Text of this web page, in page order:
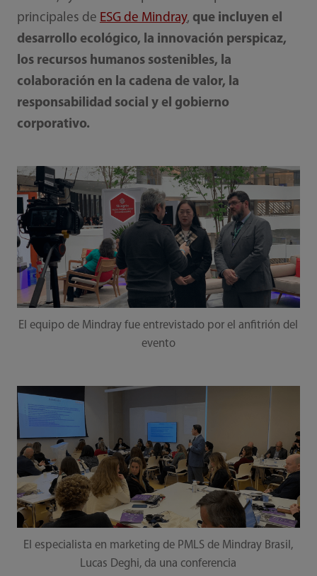
principales de ESG de Mindray, que incluyen el
desarrollo ecológico, la innovación perspicaz,
los recursos humanos sostenibles, la
colaboración en la cadena de valor, la
responsabilidad social y el gobierno
corporativo.
El equipo de Mindray fue entrevistado por el anfitrión del
evento
El especialista en marketing de PMLS de Mindray Brasil,
Lucas Deghi, da una conferencia